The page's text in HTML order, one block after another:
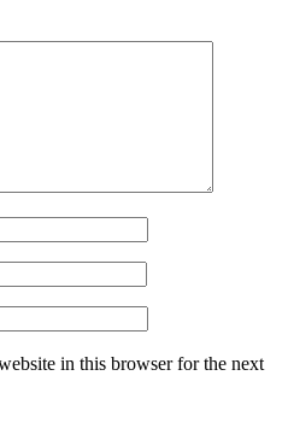
in this browser for the next